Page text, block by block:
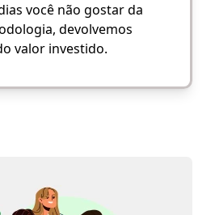
você não gostar da
devolvemos
valor investido.